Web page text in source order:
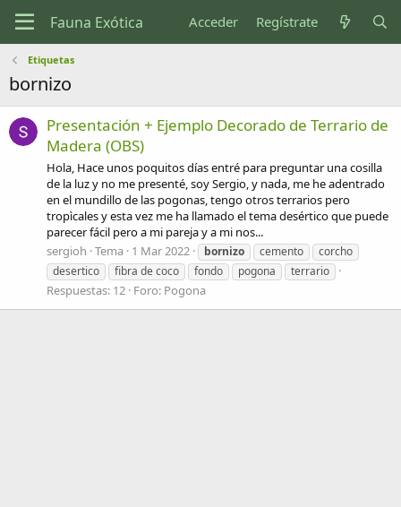
Acceder Regístrate
Etiquetas
bornizo
Presentación + Ejemplo Decorado de Terrario de
Madera (OBS)
Hola, Hace unos poquitos días entré para preguntar una cosilla
de la luz y no me presenté, soy Sergio, y nada, me he adentrado
en el mundillo de las pogonas, tengo otros terrarios pero
tropìcales y esta vez me ha llamado el tema desértico que puede
parecer fácil pero a mi pareja y a mi nos...
sergioh Tema 1 Mar 2022 bornizo cemento
corcho
desertico
fibra de coco fondo pogona terrario
Respuestas: 12 Foro: Pogona